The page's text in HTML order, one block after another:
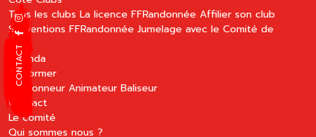
CONTACT
Tous les clubs La licence FFRandonnée Affilier son club
Subventions FFRandonnée Jumelage avec le Comité de
Paris
Agenda
Se former
Randonneur Animateur Baliseur
Contact
Le comité
Qui sommes nous ?